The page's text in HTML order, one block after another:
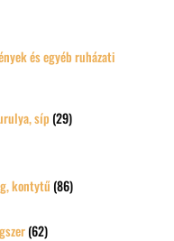
és egyéb ruházati
síp (29)
kontytű (86)
(62)